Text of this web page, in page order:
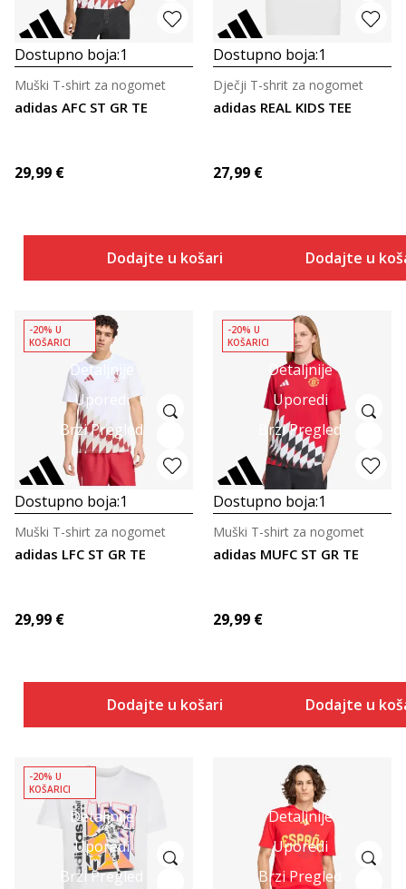
Dostupno boja:1
adidas AFC ST GR TE
Muški T-shirt za nogomet
29,99 €
Dodajte u košaricu
Dostupno boja:1
adidas REAL KIDS TEE
Dječji T-shrit za nogomet
27,99 €
Dodajte u
Detaljnije
Uporedi
Brzi Pregled
-20% U
KOŠARICI
Dostupno boja:1
adidas LFC ST GR TE
Muški T-shirt za nogomet
29,99 €
Dodajte u košaricu
Detaljnije
Uporedi
Brzi Pregled
-20% U
KOŠARICI
Dostupno boja:1
adidas MUFC ST GR TE
Muški T-shirt za nogomet
29,99 €
Dodajte u
Detaljnije
Uporedi
Brzi Pregled
-20% U
KOŠARICI
Detaljnije
Uporedi
Brzi Pregled